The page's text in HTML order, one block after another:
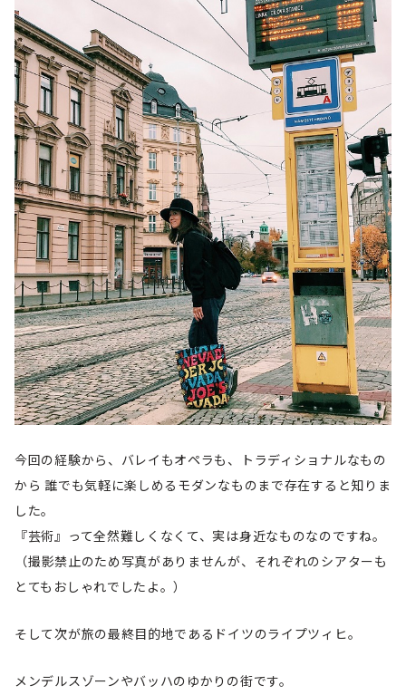
今回の経験から、バレイもオペラも、トラディショナルなもの
から 誰でも気軽に楽しめるモダンなものまで存在すると知りま
した。
『芸術』って全然難しくなくて、実は身近なものなのですね。
（撮影禁止のため写真がありませんが、それぞれのシアターも
とてもおしゃれでしたよ。）
そして次が旅の最終目的地であるドイツのライプツィヒ。
メンデルスゾーンやバッハのゆかりの街です。